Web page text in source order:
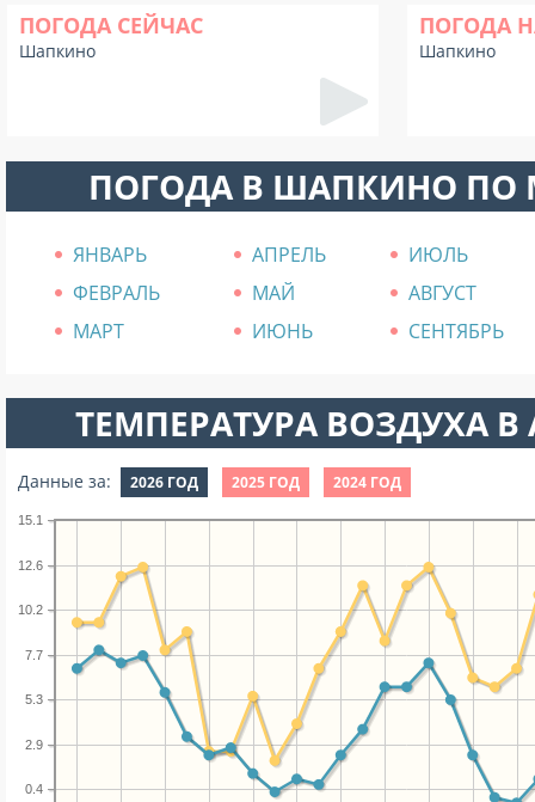
ПОГОДА СЕЙЧАС
Шапкино
ПОГОДА
Шапкино
ПОГОДА В ШАПКИНО ПО
ЯНВАРЬ АПРЕЛЬ
ИЮЛЬ
ФЕВРАЛЬ
МАЙ
АВГУСТ
МАРТ
ИЮНЬ СЕНТЯБРЬ
ТЕМПЕРАТУРА ВОЗДУХА В
Данные за: 2026 ГОД 2025 ГОД 2024 ГОД
0.4
2.9
5.3
7.7
10.2
12.6
15.1